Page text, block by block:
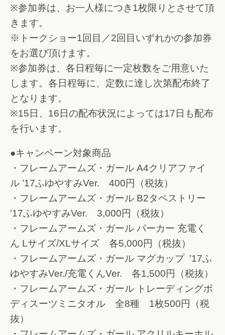
※参加券は、お一人様につき1枚限りとさせて頂
きます。
※トークショー1回目／2回目いずれかの参加券
をお選び頂けます。
※参加券は、各日程毎に一定枚数をご用意いた
します。各日程毎に、定数に達し次第配布終了
となります。
※15日、16日の配布状況によっては17日も配布
を行います。
●キャンペーン対象商品
・フレームアームズ・ガール A4クリアファイ
ル ’17ふゆやすみVer. 400円（税抜）
・フレームアームズ・ガール B2タペストリー
’17ふゆやすみVer. 3,000円（税抜）
・フレームアームズ・ガール パーカー 充電く
ん Lサイズ/XLサイズ 各5,000円（税抜）
・フレームアームズ・ガール マグカップ ’17ふ
ゆやすみVer./充電くんVer. 各1,500円（税抜）
・フレームアームズ・ガール トレーディングボ
ディスーツミニタオル 全8種 1枚500円（税
抜）